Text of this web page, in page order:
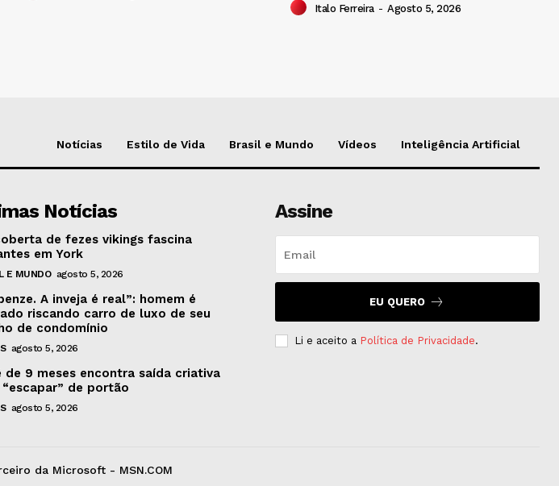
Italo Ferreira - Agosto 5, 2026
Notícias Estilo de Vida Brasil e Mundo Vídeos Inteligência Artificial
Notícias
de fezes vikings fascina
em York
E MUNDO agosto 5, 2026
A inveja é real”: homem é
riscando carro de luxo de seu
de condomínio
agosto 5, 2026
de 9 meses encontra saída criativa
“escapar” de portão
agosto 5, 2026
Assine
EU QUERO
Li e aceito a Política de Privacidade.
da Microsoft - MSN.COM